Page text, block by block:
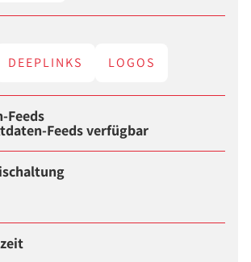
DEEPLINKS LOGOS
Feeds
Feeds verfügbar